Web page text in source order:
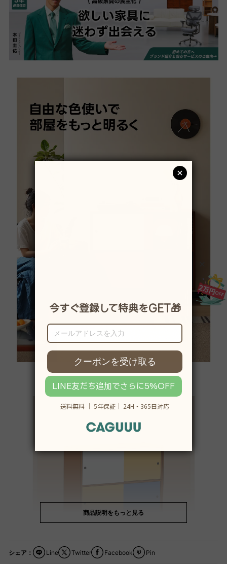
商品説明をもっと見る
シェア： Facebook
Twitter Pin
Line